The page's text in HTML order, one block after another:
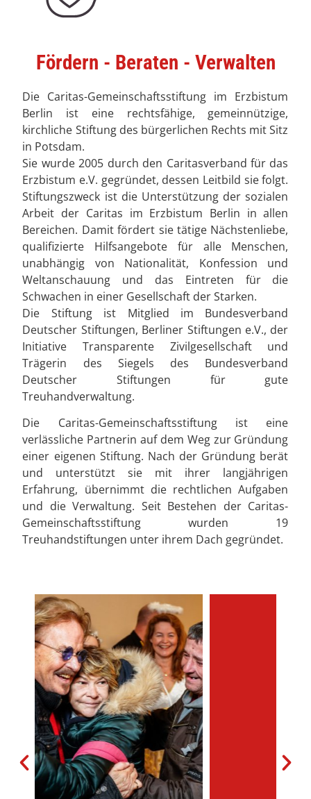
Fördern - Beraten - Verwalten
Die Caritas-Gemeinschaftsstiftung im Erzbistum
Berlin ist eine rechtsfähige, gemeinnützige,
kirchliche Stiftung des bürgerlichen Rechts mit Sitz
in Potsdam.
Sie wurde 2005 durch den Caritasverband für das
Erzbistum e.V. gegründet, dessen Leitbild sie folgt.
Stiftungszweck ist die Unterstützung der sozialen
Arbeit der Caritas im Erzbistum Berlin in allen
Bereichen. Damit fördert sie tätige Nächstenliebe,
qualifizierte Hilfsangebote für alle Menschen,
unabhängig von Nationalität, Konfession und
Weltanschauung und das Eintreten für die
Schwachen in einer Gesellschaft der Starken.
Die Stiftung ist Mitglied im Bundesverband
Deutscher Stiftungen, Berliner Stiftungen e.V., der
Initiative Transparente Zivilgesellschaft und
Trägerin des Siegels des Bundesverband
Deutscher Stiftungen für gute
Treuhandverwaltung.
Die Caritas-Gemeinschaftsstiftung ist eine
verlässliche Partnerin auf dem Weg zur Gründung
einer eigenen Stiftung. Nach der Gründung berät
und unterstützt sie mit ihrer langjährigen
Erfahrung, übernimmt die rechtlichen Aufgaben
und die Verwaltung. Seit Bestehen der Caritas-
Gemeinschaftsstiftung wurden 19
Treuhandstiftungen unter ihrem Dach gegründet.